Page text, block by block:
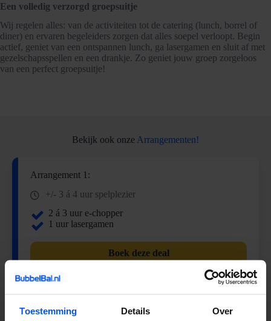
Toestemming Details Over
Een volledig verzorgd groepsuitje
Wij regelen alles: van de activiteiten tot de catering (lunch, borrel of
diner) en ervaren begeleiders zorgen dat alles soepel verloopt. Begin
actief, geniet van een ontspannen lunch, ga lasergamen en sluit af met
gezelschapsspellen en een drankje. Zo geniet jouw groep zorgeloos
van een perfect groepsuitje!
Bekijk ook onze Arrangementen!
+/- 3 á 4 uur spelplezier
Arrangement 1:
2 á 3 uur e-chopper
1 uur lasergamen
Boek deze deal